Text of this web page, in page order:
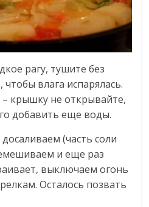
рагу, тушите без
влага испарялась.
– крышку не открывайте,
добавить еще воды.
(часть соли
и еще раз
выключаем огонь
Осталось позвать